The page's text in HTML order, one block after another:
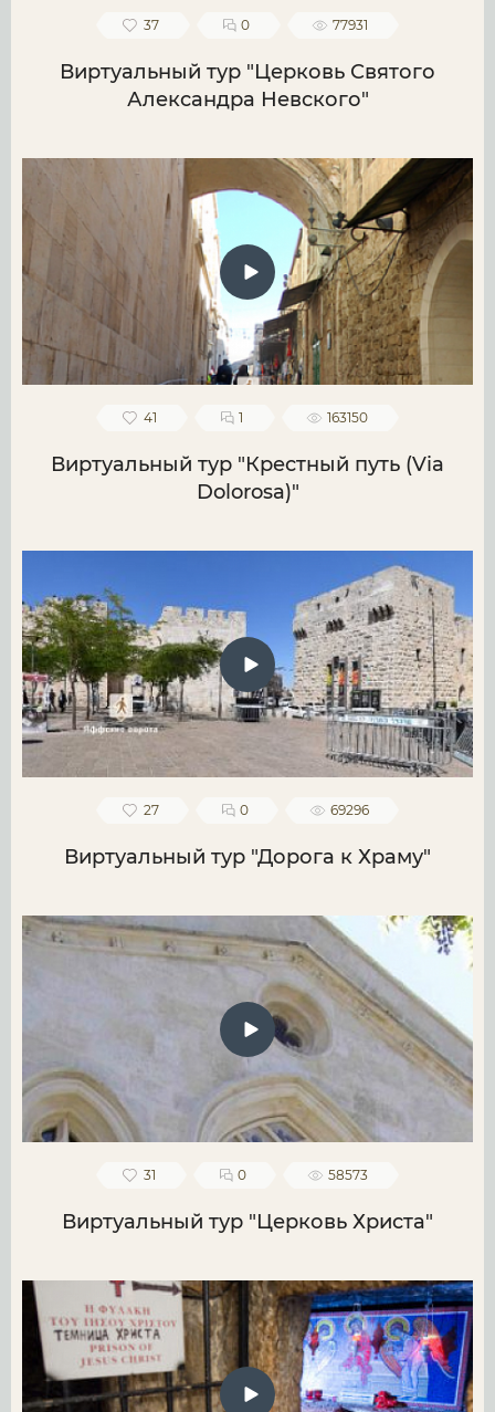
37 0 77931
Виртуальный тур "Церковь Святого
Александра Невского"
41 1 163150
Виртуальный тур "Крестный путь (Via
Dolorosa)"
27 0 69296
Виртуальный тур "Дорога к Храму"
31 0 58573
Виртуальный тур "Церковь Христа"